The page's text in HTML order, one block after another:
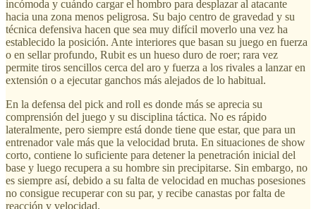
incómoda y cuándo cargar el hombro para desplazar al atacante
hacia una zona menos peligrosa. Su bajo centro de gravedad y su
técnica defensiva hacen que sea muy difícil moverlo una vez ha
establecido la posición. Ante interiores que basan su juego en fuerza
o en sellar profundo, Rubit es un hueso duro de roer; rara vez
permite tiros sencillos cerca del aro y fuerza a los rivales a lanzar en
extensión o a ejecutar ganchos más alejados de lo habitual.
En la defensa del pick and roll es donde más se aprecia su
comprensión del juego y su disciplina táctica. No es rápido
lateralmente, pero siempre está donde tiene que estar, que para un
entrenador vale más que la velocidad bruta. En situaciones de show
corto, contiene lo suficiente para detener la penetración inicial del
base y luego recupera a su hombre sin precipitarse. Sin embargo, no
es siempre así, debido a su falta de velocidad en muchas posesiones
no consigue recuperar con su par, y recibe canastas por falta de
reacción y velocidad.